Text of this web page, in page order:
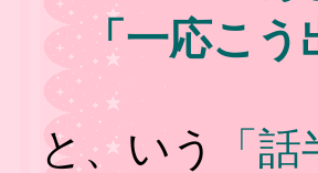
「一応こう
と、いう 「